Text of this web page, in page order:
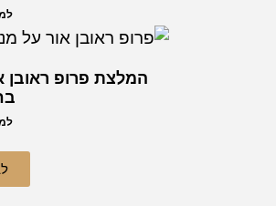
המלצת פרופ ראובן